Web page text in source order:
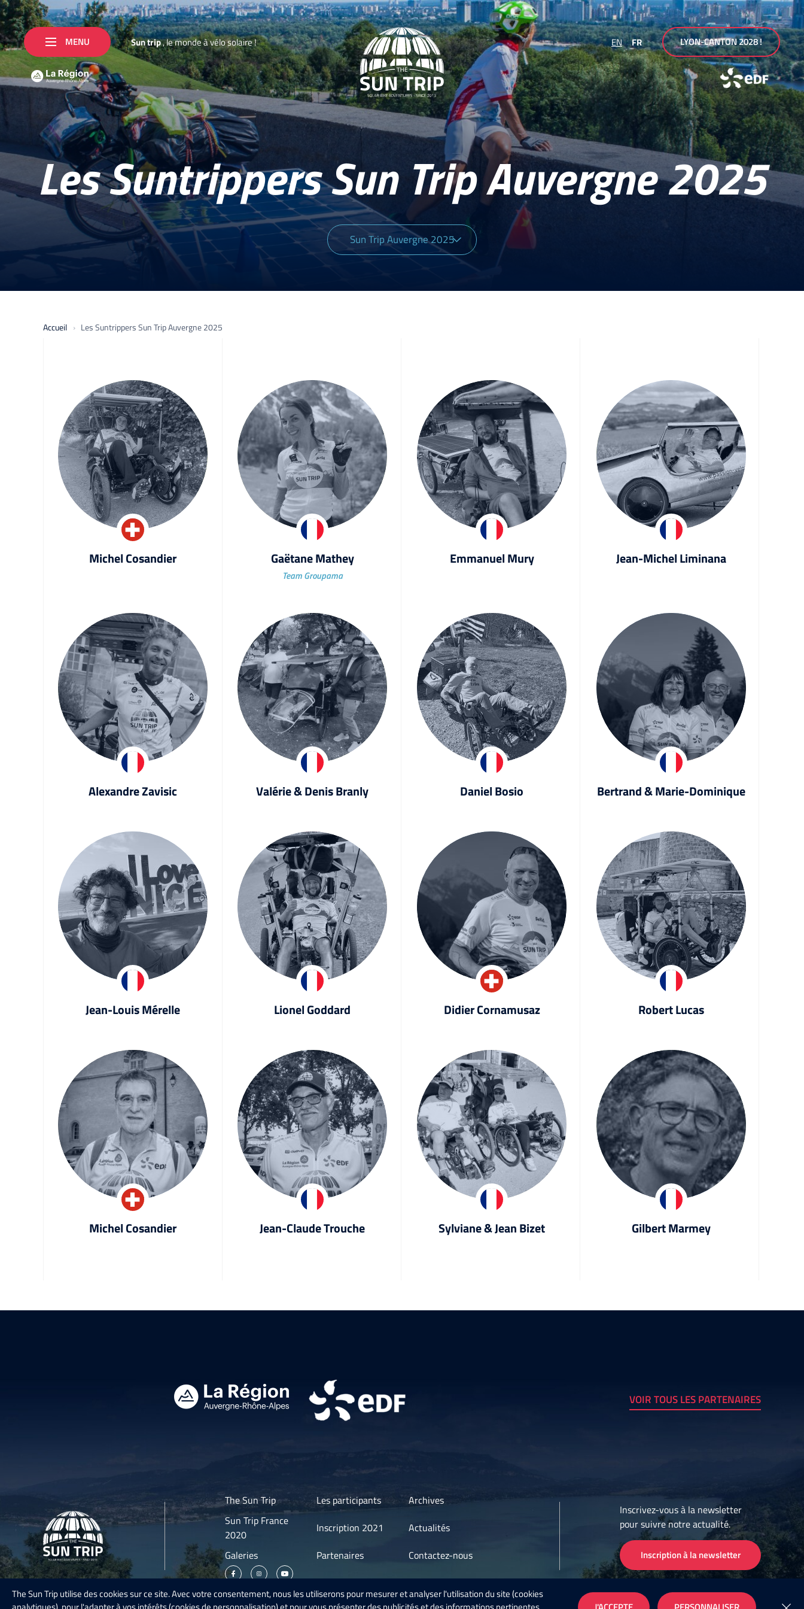
MENU Suntrip,lemondeàvélosolaire! EN FR LYON-CANTON 2028 !
Les Suntrippers Sun Trip Auvergne 2025
Sun Trip Auvergne 2025
Accueil Les Suntrippers Sun Trip Auvergne 2025
Michel Cosandier Gaëtane Mathey
Team Groupama
Emmanuel Mury Jean-Michel Liminana
Alexandre Zavisic Valérie & Denis Branly Daniel Bosio Bertrand & Marie-Dominique
Jean-Louis Mérelle Lionel Goddard Didier Cornamusaz Robert Lucas
Michel Cosandier Jean-Claude Trouche Sylviane & Jean Bizet Gilbert Marmey
VOIR TOUS LES PARTENAIRES
The Sun Trip Les participants
Archives
Sun Trip France
2020
Inscription 2021
Actualités
Galeries
Partenaires Contactez-nous
Inscrivez-vous à la newsletter
pour suivre notre actualité.
Inscription à la newsletter
The Sun Trip utilise des cookies sur ce site. Avec votre consentement, nous les utiliserons pour mesurer et analyser l'utilisation du site (cookies